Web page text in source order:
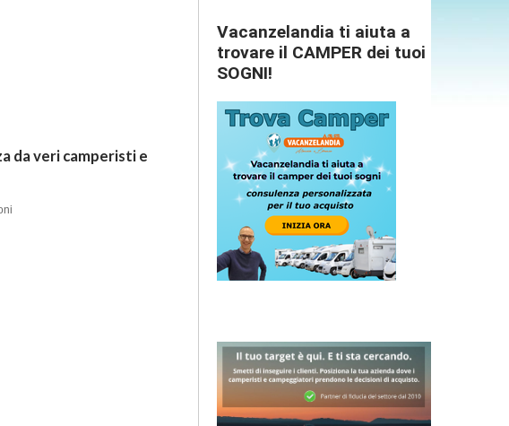
da veri camperisti e
Vacanzelandia ti aiuta a
trovare il CAMPER dei tuoi
SOGNI!